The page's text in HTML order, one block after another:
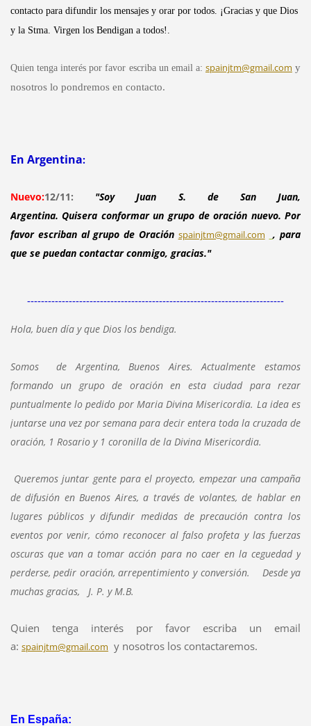
contacto para difundir los mensajes y orar por todos. ¡Gracias y que Dios
y la Stma. Virgen los Bendigan a todos!.
Quien tenga interés por favor escriba un email a: spainjtm@gmail.com y
nosotros lo pondremos en contacto.
En Argentina:
Nuevo:12/11: "Soy Juan S. de San Juan,
Argentina. Quisera conformar un grupo de oración nuevo. Por
favor escriban al grupo de Oración spainjtm@gmail.com
, para
que se puedan contactar conmigo, gracias."
--------------------------------------------------------------------------
Hola, buen día y que Dios los bendiga.
Somos de Argentina, Buenos Aires. Actualmente estamos
formando un grupo de oración en esta ciudad para rezar
puntualmente lo pedido por Maria Divina Misericordia. La idea es
juntarse una vez por semana para decir entera toda la cruzada de
oración, 1 Rosario y 1 coronilla de la Divina Misericordia.
Queremos juntar gente para el proyecto, empezar una campaña
de difusión en Buenos Aires, a través de volantes, de hablar en
lugares públicos y difundir medidas de precaución contra los
eventos por venir, cómo reconocer al falso profeta y las fuerzas
oscuras que van a tomar acción para no caer en la ceguedad y
perderse, pedir oración, arrepentimiento y conversión. Desde ya
muchas gracias, J. P. y M.B.
Quien tenga interés por favor escriba un email
a: spainjtm@gmail.com y nosotros los contactaremos.
En España: